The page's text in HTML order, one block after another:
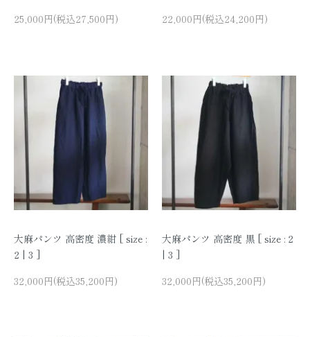
25,000円(税込27,500円)
22,000円(税込24,200円)
大麻パンツ 高密度 濃紺 [ size :
2 | 3 ]
32,000円(税込35,200円)
大麻パンツ 高密度 黒 [ size : 2
| 3 ]
32,000円(税込35,200円)